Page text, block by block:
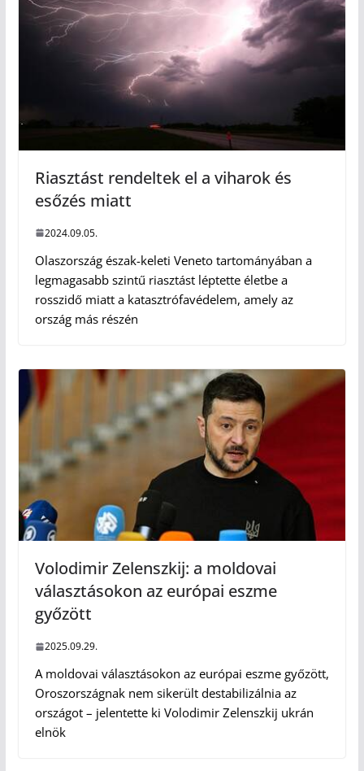
Riasztást rendeltek el a viharok és
esőzés miatt
2024.09.05.
Olaszország észak-keleti Veneto tartományában a
legmagasabb szintű riasztást léptette életbe a
rosszidő miatt a katasztrófavédelem, amely az
ország más részén
Volodimir Zelenszkij: a moldovai
választásokon az európai eszme
győzött
2025.09.29.
A moldovai választásokon az európai eszme győzött,
Oroszországnak nem sikerült destabilizálnia az
országot – jelentette ki Volodimir Zelenszkij ukrán
elnök